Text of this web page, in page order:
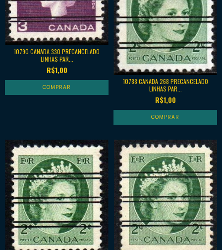
10790 CANADA 330 PRECANCELADO
LINHAS PAR...
R$1,00
10788 CANADA 268 PRECANCELADO
LINHAS PAR...
R$1,00